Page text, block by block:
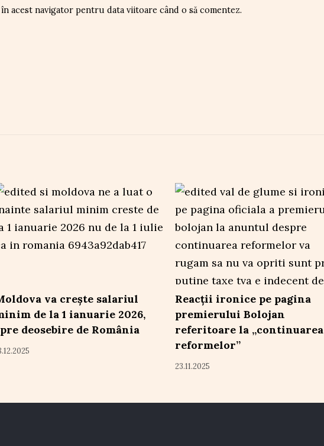
acest navigator pentru data viitoare când o să comentez.
va crește salariul
de la 1 ianuarie 2026,
deosebire de România
Reacții ironice pe pagina
premierului Bolojan
referitoare la „continuarea
reformelor”
23.11.2025